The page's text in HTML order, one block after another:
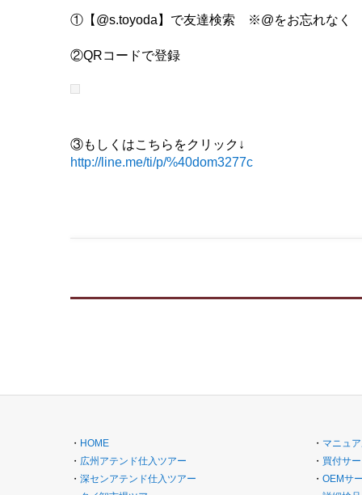
①【@s.toyoda】で友達検索 ※@をお忘れなく
②QRコードで登録
③もしくはこちらをクリック↓
http://line.me/ti/p/%40dom3277c
・ HOME
・ 広州アテンド仕入ツアー
・ 深センアテンド仕入ツアー
・ マニュ
・ 買付サー
・ OEMサ